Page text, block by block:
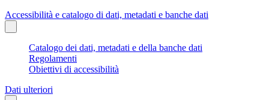
Accessibilità e catalogo di dati, metadati e banche dati
Catalogo dei dati, metadati e della banche dati
Regolamenti
Obiettivi di accessibilità
Dati ulteriori